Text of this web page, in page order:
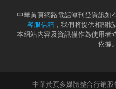
中華黃頁網路電話簿刊登資訊如
客服信箱 ，我們將提供相關
本網站內容及資訊僅作為使用者
依據。
中華黃頁多媒體整合行銷